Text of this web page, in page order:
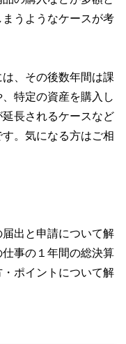
うようなケースが考
、その後数年間は課
特定の資産を購入し
長されるケースなど
。気になる方はご相
出と申請について解
事の１年間の総決算
ポイントについて解